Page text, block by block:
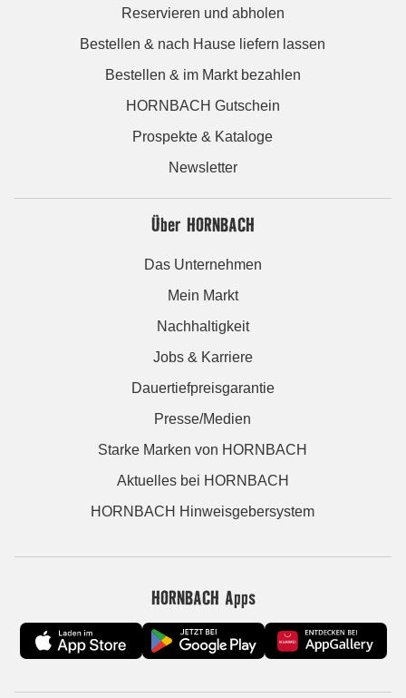
Reservieren und abholen
Bestellen & nach Hause liefern lassen
Bestellen & im Markt bezahlen
HORNBACH Gutschein
Prospekte & Kataloge
Newsletter
Über HORNBACH
Das Unternehmen
Mein Markt
Nachhaltigkeit
Jobs & Karriere
Dauertiefpreisgarantie
Presse/Medien
Starke Marken von HORNBACH
Aktuelles bei HORNBACH
HORNBACH Hinweisgebersystem
HORNBACH Apps